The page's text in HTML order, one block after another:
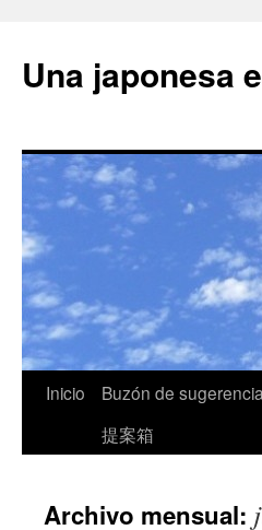
Una japonesa
Inicio
Buzón de
提案箱
Archivo mensual: